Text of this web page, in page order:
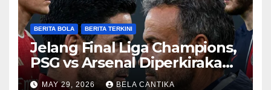
BERITA BOLA BERITA TERKINI
Jelang Final Liga Champions,
PSG vs Arsenal Diperkirakan
Sengit
MAY 29, 2026 BELA CANTIKA